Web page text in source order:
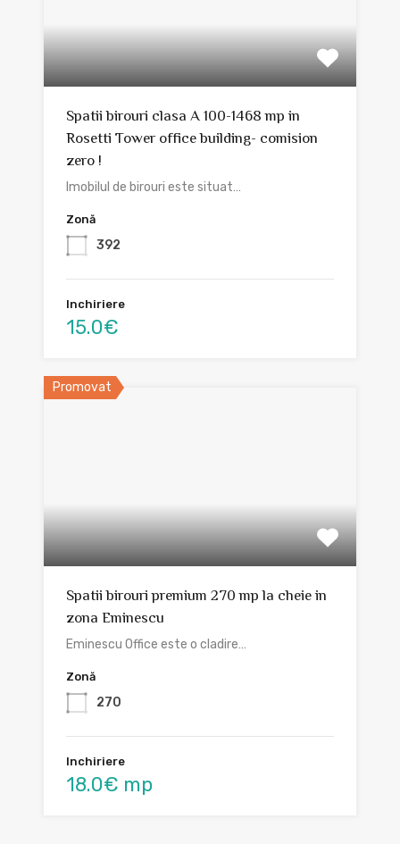
Spatii birouri clasa A 100-1468 mp in
Rosetti Tower office building- comision
zero !
Imobilul de birouri este situat…
Zonă
392
Inchiriere
15.0€
Promovat
Spatii birouri premium 270 mp la cheie in
zona Eminescu
Eminescu Office este o cladire…
Zonă
270
Inchiriere
18.0€ mp